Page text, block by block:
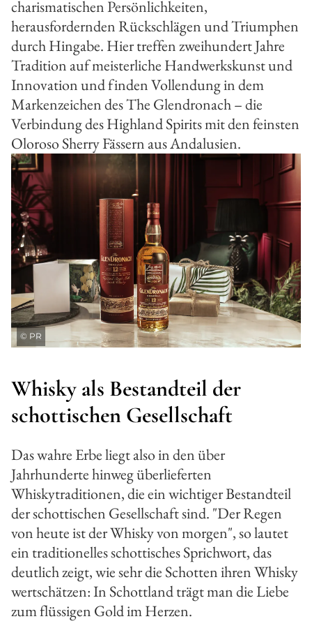
© PR
charismatischen Persönlichkeiten,
herausfordernden Rückschlägen und Triumphen
durch Hingabe. Hier treffen zweihundert Jahre
Tradition auf meisterliche Handwerkskunst und
Innovation und finden Vollendung in dem
Markenzeichen des The Glendronach – die
Verbindung des Highland Spirits mit den feinsten
Oloroso Sherry Fässern aus Andalusien.
Whisky als Bestandteil der
schottischen Gesellschaft
Das wahre Erbe liegt also in den über
Jahrhunderte hinweg überlieferten
Whiskytraditionen, die ein wichtiger Bestandteil
der schottischen Gesellschaft sind. "Der Regen
von heute ist der Whisky von morgen", so lautet
ein traditionelles schottisches Sprichwort, das
deutlich zeigt, wie sehr die Schotten ihren Whisky
wertschätzen: In Schottland trägt man die Liebe
zum flüssigen Gold im Herzen.